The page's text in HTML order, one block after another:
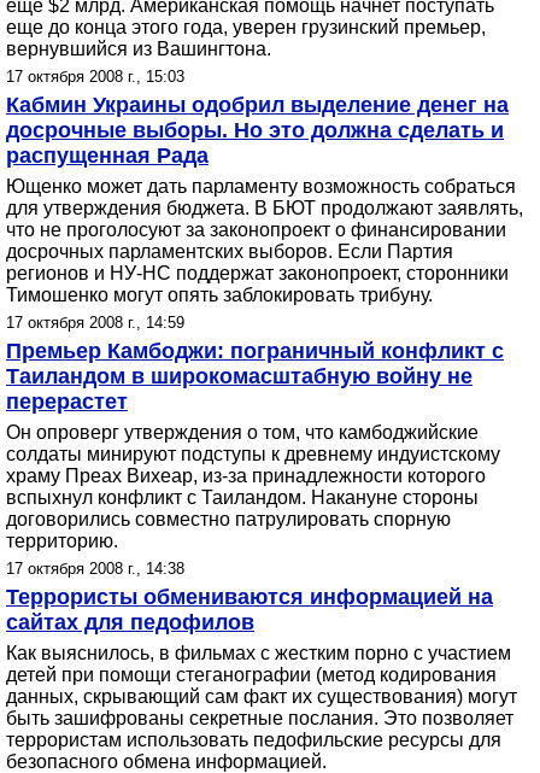
еще $2 млрд. Американская помощь начнет поступать
еще до конца этого года, уверен грузинский премьер,
вернувшийся из Вашингтона.
17 октября 2008 г., 15:03
Кабмин Украины одобрил выделение денег на
досрочные выборы. Но это должна сделать и
распущенная Рада
Ющенко может дать парламенту возможность собраться
для утверждения бюджета. В БЮТ продолжают заявлять,
что не проголосуют за законопроект о финансировании
досрочных парламентских выборов. Если Партия
регионов и НУ-НС поддержат законопроект, сторонники
Тимошенко могут опять заблокировать трибуну.
17 октября 2008 г., 14:59
Премьер Камбоджи: пограничный конфликт с
Таиландом в широкомасштабную войну не
перерастет
Он опроверг утверждения о том, что камбоджийские
солдаты минируют подступы к древнему индуистскому
храму Преах Вихеар, из-за принадлежности которого
вспыхнул конфликт с Таиландом. Накануне стороны
договорились совместно патрулировать спорную
территорию.
17 октября 2008 г., 14:38
Террористы обмениваются информацией на
сайтах для педофилов
Как выяснилось, в фильмах с жестким порно с участием
детей при помощи стеганографии (метод кодирования
данных, скрывающий сам факт их существования) могут
быть зашифрованы секретные послания. Это позволяет
террористам использовать педофильские ресурсы для
безопасного обмена информацией.